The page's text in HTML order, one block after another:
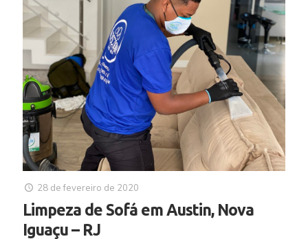
28 de fevereiro de 2020
Limpeza de Sofá em Austin, Nova
Iguaçu – RJ